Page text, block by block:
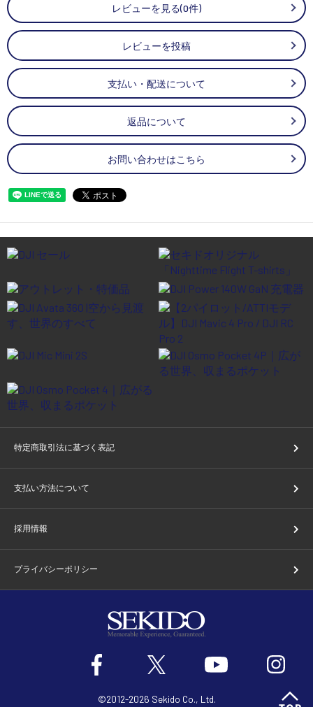
レビューを見る(0件)
レビューを投稿
支払い・配送について
返品について
お問い合わせはこちら
特定商取引法に基づく表記
支払い方法について
採用情報
プライバシーポリシー
©2012-2026 Sekido Co., Ltd.